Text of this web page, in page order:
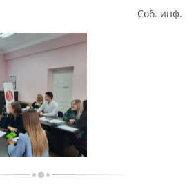
Соб. инф.